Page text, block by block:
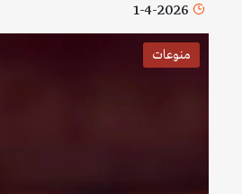
1-4-2026
منوعات